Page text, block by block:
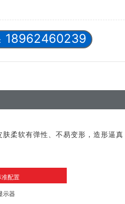
18962460239
柔软有弹性、不易变形，造形逼
准配置
示器